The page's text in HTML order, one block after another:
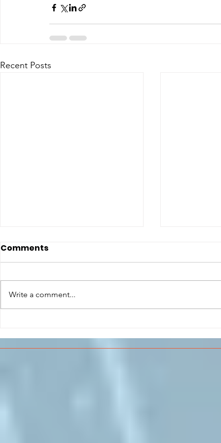
Recent Posts
PERCORSO DI
FORMAZIONE SCUOLA
superiori
Comments
Write a comment...